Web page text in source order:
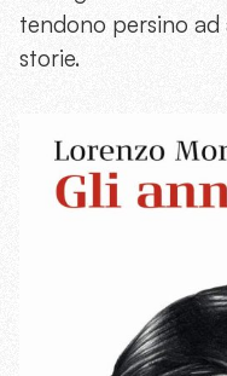
tendono persino ad
storie.